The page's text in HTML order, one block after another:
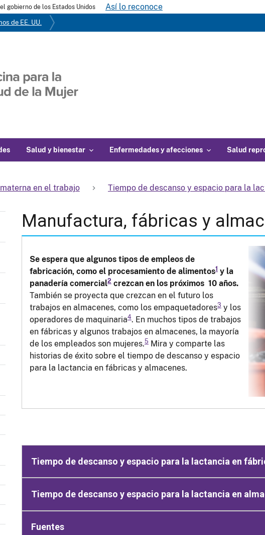
gobierno de los Estados Unidos Así lo reconoce
de EE. UU.
Salud y bienestar Enfermedades y afecciones Salud
en el trabajo Tiempo de descanso y espacio para la
Manufactura, fábricas y
Se espera que algunos tipos de empleos de
fabricación, como el procesamiento de alimentos1 y la
panadería comercial2 crezcan en los próximos 10 años.
También se proyecta que crezcan en el futuro los
trabajos en almacenes, como los empaquetadores3 y los
operadores de maquinaria4. En muchos tipos de trabajos
en fábricas y algunos trabajos en almacenes, la mayoría
de los empleados son mujeres.5 Mira y comparte las
historias de éxito sobre el tiempo de descanso y espacio
para la lactancia en fábricas y almacenes.
Tiempo de descanso y espacio para la lactancia en
Tiempo de descanso y espacio para la lactancia en
Fuentes